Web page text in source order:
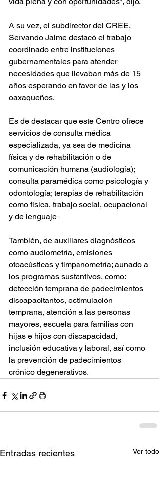
vida plena y con oportunidades”, dijo.
A su vez, el subdirector del CREE,
Servando Jaime destacó el trabajo
coordinado entre instituciones
gubernamentales para atender
necesidades que llevaban más de 15
años esperando en favor de las y los
oaxaqueños.
Es de destacar que este Centro ofrece
servicios de consulta médica
especializada, ya sea de medicina
física y de rehabilitación o de
comunicación humana (audiología);
consulta paramédica como psicología y
odontología; terapias de rehabilitación
como física, trabajo social, ocupacional
y de lenguaje
También, de auxiliares diagnósticos
como audiometría, emisiones
otoacústicas y timpanometría; aunado a
los programas sustantivos, como:
detección temprana de padecimientos
discapacitantes, estimulación
temprana, atención a las personas
mayores, escuela para familias con
hijas e hijos con discapacidad,
inclusión educativa y laboral, así como
la prevención de padecimientos
crónico degenerativos.
Entradas recientes Ver todo